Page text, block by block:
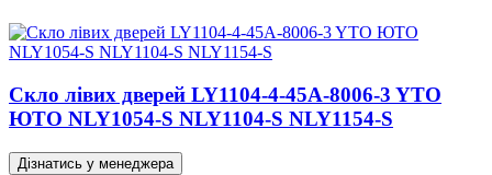
Скло лівих дверей LY1104-4-45A-8006-3 YTO
ЮТО NLY1054-S NLY1104-S NLY1154-S
Дізнатись у менеджера